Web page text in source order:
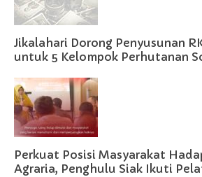
Jikalahari Dorong Penyusunan
untuk 5 Kelompok Perhutanan
Perkuat Posisi Masyarakat
Agraria, Penghulu Siak Ikuti